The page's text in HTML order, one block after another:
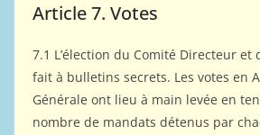
Article 7. Votes
7.1 L’élection du Comité Directeur et
fait à bulletins secrets. Les votes en
Générale ont lieu à main levée en
nombre de mandats détenus par